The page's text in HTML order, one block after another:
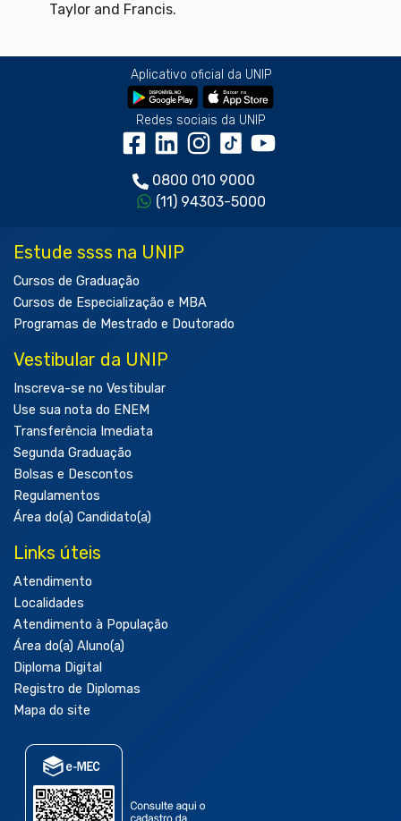
Taylor and Francis.
Aplicativo oficial da UNIP
Redes sociais da UNIP
0800 010 9000
(11) 94303-5000
Estude ssss na UNIP
Cursos de Graduação
Cursos de Especialização e MBA
Programas de Mestrado e Doutorado
Vestibular da UNIP
Inscreva-se no Vestibular
Use sua nota do ENEM
Transferência Imediata
Segunda Graduação
Bolsas e Descontos
Regulamentos
Área do(a) Candidato(a)
Links úteis
Atendimento
Localidades
Atendimento à População
Área do(a) Aluno(a)
Diploma Digital
Registro de Diplomas
Mapa do site